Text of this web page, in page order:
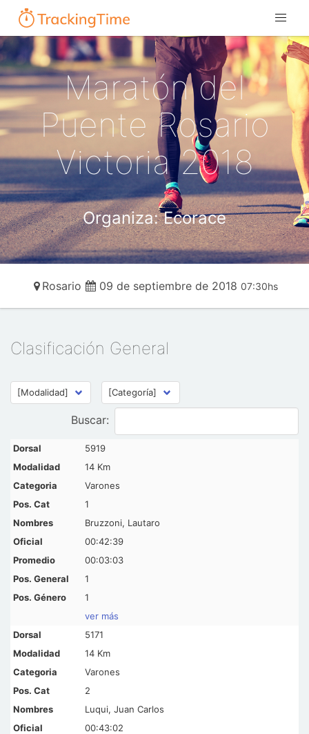
Maratón del
Puente Rosario
Victoria 2018
Organiza: Ecorace
Rosario 09 de septiembre de 2018 07:30hs
Clasificación General
Buscar:
5919
14 Km
Varones
1
Bruzzoni, Lautaro
00:42:39
00:03:03
1
1
ver más
5171
14 Km
Varones
2
Luqui, Juan Carlos
00:43:02